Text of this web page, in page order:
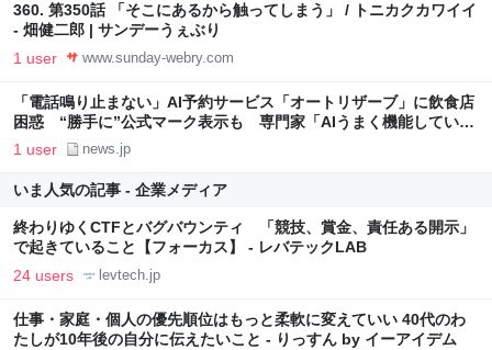
360. 第350話 「そこにあるから触ってしまう」 / トニカクカワイイ
- 畑健二郎 | サンデーうぇぶり
1 user www.sunday-webry.com
「電話鳴り止まない」AI予約サービス「オートリザーブ」に飲食店
困惑 “勝手に”公式マーク表示も 専門家「AIうまく機能していな
い」 | NEWSjp
1 user news.jp
いま人気の記事 - 企業メディア
終わりゆくCTFとバグバウンティ 「競技、賞金、責任ある開示」
で起きていること【フォーカス】 - レバテックLAB
24 users levtech.jp
仕事・家庭・個人の優先順位はもっと柔軟に変えていい 40代のわ
たしが10年後の自分に伝えたいこと - りっすん by イーアイデム